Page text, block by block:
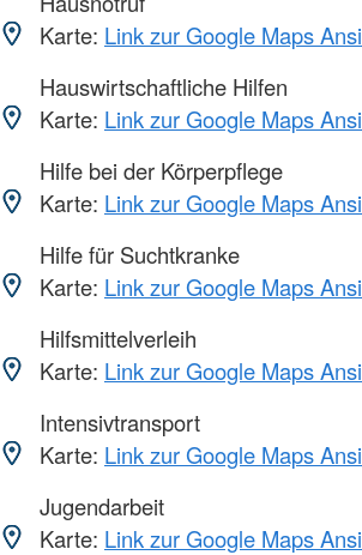
Karte: Link zur Google Maps
Hauswirtschaftliche Hilfen
Karte: Link zur Google Maps
Hilfe bei der Körperpflege
Karte: Link zur Google Maps
Hilfe für Suchtkranke
Karte: Link zur Google Maps
Hilfsmittelverleih
Karte: Link zur Google Maps
Intensivtransport
Karte: Link zur Google Maps
Jugendarbeit
Karte: Link zur Google Maps